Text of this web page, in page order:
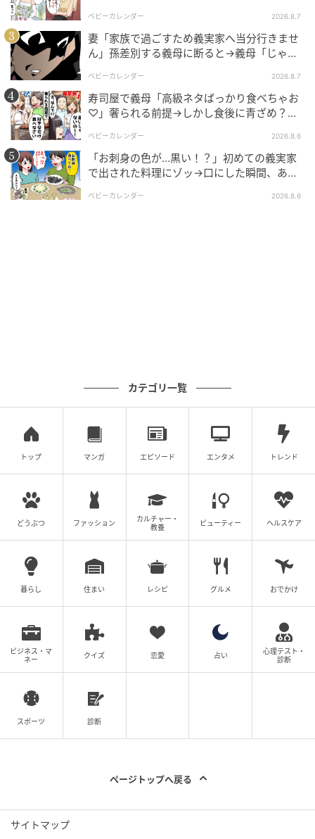
ベビーカレンダー
ベビーカレンダー 2026.8.7
妻「家族で過ごすため義実家へ当分行きませ
ん」孫差別する義母に断ると→義母「じゃ
ベビーカレンダー 2026.8.7
寿司屋で義母「高級ネタばっかり食べちゃお
♡」奢られる前提→しかし食後に青ざめ？通
ベビーカレンダー 2026.8.6
「お刺身の色が…黒い！？」初めての義実家
で出された料理にゾッ→口にした瞬間、あ
ベビーカレンダー 2026.8.6
カテゴリ一覧
トップ マンガ エピソード エンタメ トレンド
どうぶつ ファッション
カルチャー・
教養
ビューティー ヘルスケア
暮らし 住まい レシピ グルメ おでかけ
ビジネス・マ
ネー
クイズ 恋愛 占い
心理テスト・
診断
スポーツ 診断
ページトップへ戻る
サイトマップ